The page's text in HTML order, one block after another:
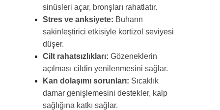
sinüsleri açar, bronşları rahatlatır.
Stres ve anksiyete: Buharın
sakinleştirici etkisiyle kortizol seviyesi
düşer.
Cilt rahatsızlıkları: Gözeneklerin
açılması cildin yenilenmesini sağlar.
Kan dolaşımı sorunları: Sıcaklık
damar genişlemesini destekler, kalp
sağlığına katkı sağlar.